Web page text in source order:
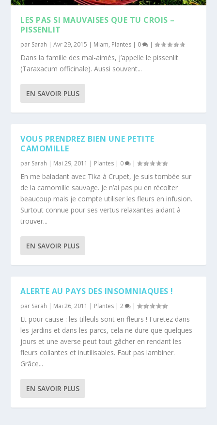
LES PAS SI MAUVAISES QUE TU CROIS –
PISSENLIT
par Sarah |Avr 29, 2015 | Miam, Plantes | 0 |
Dans la famille des mal-aimés, j’appelle le pissenlit
(Taraxacum officinale). Aussi souvent...
EN SAVOIR PLUS
VOUS PRENDREZ BIEN UNE PETITE
CAMOMILLE
par Sarah | Mai 29, 2011 | Plantes | 0 |
En me baladant avec Tika à Crupet, je suis tombée sur
de la camomille sauvage. Je n’ai pas pu en récolter
beaucoup mais je compte utiliser les fleurs en infusion.
Surtout connue pour ses vertus relaxantes aidant à
trouver...
EN SAVOIR PLUS
ALERTE AU PAYS DES INSOMNIAQUES !
par Sarah | Mai 26, 2011 | Plantes |2 |
Et pour cause : les tilleuls sont en fleurs ! Furetez dans
les jardins et dans les parcs, cela ne dure que quelques
jours et une averse peut tout gâcher en rendant les
fleurs collantes et inutilisables. Faut pas lambiner.
Grâce...
EN SAVOIR PLUS